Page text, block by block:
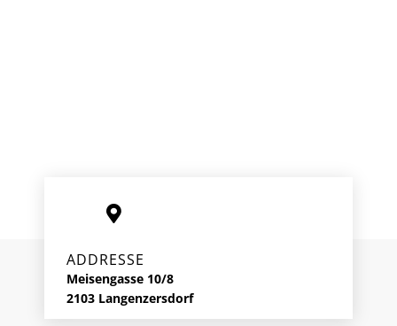
ADDRESSE
Meisengasse 10/8
2103 Langenzersdorf